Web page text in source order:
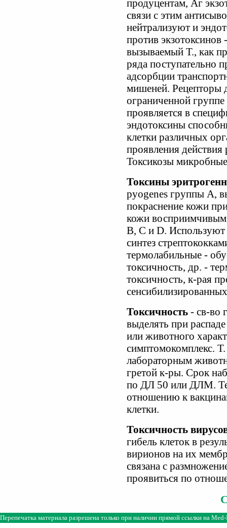
продуцентам, Аг
связи с этим
нейтрализуют и
против экзотоксинов
вызываемый Т., как
ряда поступательно
адсорбции
мишеней. Рецепторы
ограниченной
проявляется в
эндотоксины
клетки различных
проявления
Токсикозы
Токсины
pyogenes группы А,
покраснение кожи
кожи
В, С и D. Используют
синтез
термолабильные -
токсичность, др. -
токсичность, к-рая
Токсичность - св-во
выделять при
или животного
симптомокомплекс.
лабораторным
гретой к-ры. Срок
по ДЛ 50 или ДЛМ.
отношению к
клетки.
Токсичность
гибель клеток в
вирионов на их
связана с
проявиться по
Перепечатка материала разрешена только при наличии прямой ссылки на